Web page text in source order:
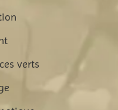
verts